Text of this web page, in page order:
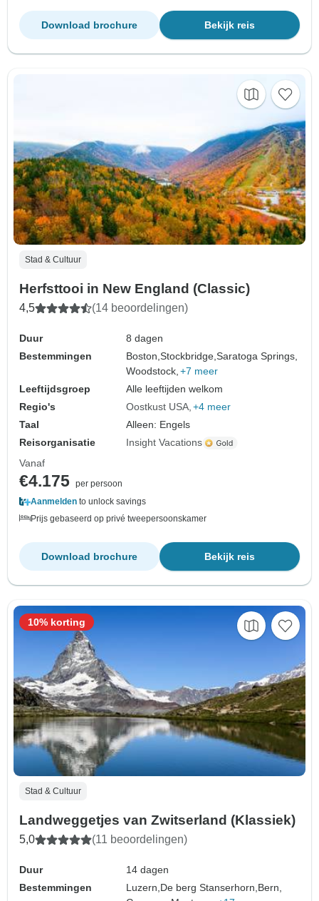
Bekijk reis
Download brochure
Stad & Cultuur
Herfsttooi in New England (Classic)
4,5 (14 beoordelingen)
Duur
8 dagen
Bestemmingen
Boston,Stockbridge,Saratoga Springs,
Woodstock, +7 meer
Leeftijdsgroep
Alle leeftijden welkom
Regio's
Oostkust USA +4 meer
Taal
Alleen: Engels
Reisorganisatie
Insight Vacations
Vanaf
€4.175 per persoon
Aanmelden to unlock savings
Prijs gebaseerd op privé tweepersoonskamer
Bekijk reis
Download brochure
Stad & Cultuur
Landweggetjes van Zwitserland (Klassiek)
5,0 (11 beoordelingen)
Duur
14 dagen
Bestemmingen
Luzern, De berg Stanserhorn, Bern,
10% korting